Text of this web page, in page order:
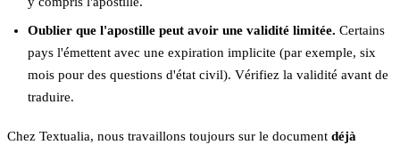
Oublier que l'apostille peut avoir une validité limitée. Certains
pays l'émettent avec une expiration implicite (par exemple, six
mois pour des questions d'état civil). Vérifiez la validité avant de
traduire.
Chez Textualia, nous travaillons toujours sur le document déjà